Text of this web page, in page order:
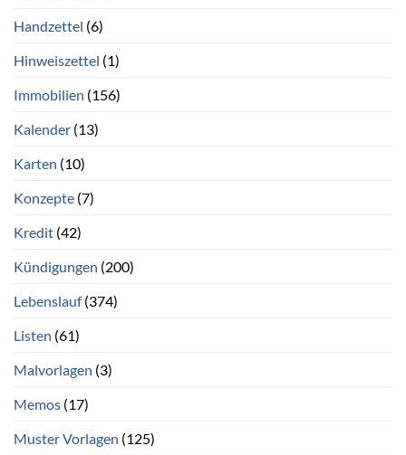
Handzettel (6)
Hinweiszettel (1)
Immobilien (156)
Kalender (13)
Karten (10)
Konzepte (7)
Kredit (42)
Kündigungen (200)
Lebenslauf(374)
Listen (61)
Malvorlagen (3)
Memos (17)
Muster Vorlagen (125)